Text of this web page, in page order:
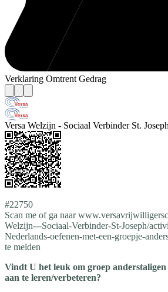
Verklaring Omtrent Gedrag
Versa Welzijn - Sociaal Verbinder St. Joseph
#22750
Scan me of ga naar
Welzijn---Sociaal-Verbinder-St-Joseph/
Nederlands-oefenen-met-een-groepje-
te melden
Vindt U het leuk om groep anderstaligen
aan te leren/verbeteren?